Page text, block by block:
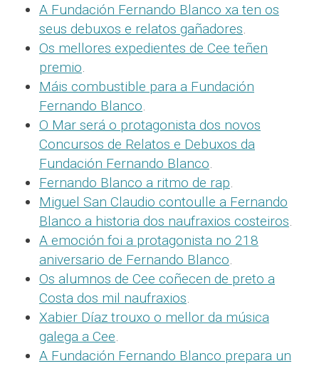
A Fundación Fernando Blanco xa ten os
seus debuxos e relatos gañadores.
Os mellores expedientes de Cee teñen
premio.
Máis combustible para a Fundación
Fernando Blanco.
O Mar será o protagonista dos novos
Concursos de Relatos e Debuxos da
Fundación Fernando Blanco.
Fernando Blanco a ritmo de rap.
Miguel San Claudio contoulle a Fernando
Blanco a historia dos naufraxios costeiros.
A emoción foi a protagonista no 218
aniversario de Fernando Blanco.
Os alumnos de Cee coñecen de preto a
Costa dos mil naufraxios.
Xabier Díaz trouxo o mellor da música
galega a Cee.
A Fundación Fernando Blanco prepara un